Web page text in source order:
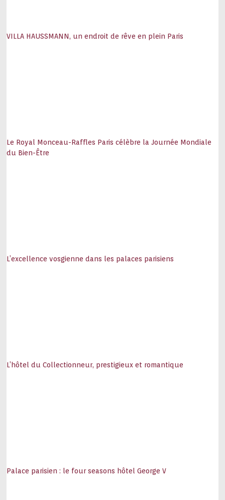
VILLA HAUSSMANN, un endroit de rêve en plein Paris
Le Royal Monceau-Raffles Paris célèbre la Journée Mondiale
du Bien-Être
L’excellence vosgienne dans les palaces parisiens
L’hôtel du Collectionneur, prestigieux et romantique
Palace parisien : le four seasons hôtel George V